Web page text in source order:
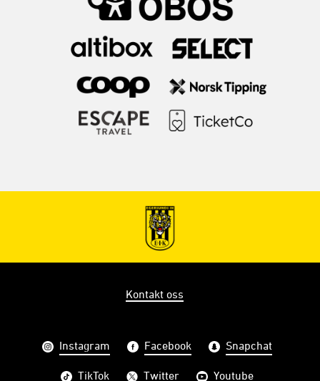
Kontakt oss
Instagram Facebook Snapchat
TikTok Twitter Youtube